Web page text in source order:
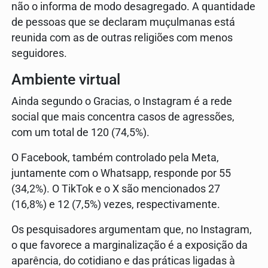
não o informa de modo desagregado. A quantidade
de pessoas que se declaram muçulmanas está
reunida com as de outras religiões com menos
seguidores.
Ambiente virtual
Ainda segundo o Gracias, o Instagram é a rede
social que mais concentra casos de agressões,
com um total de 120 (74,5%).
O Facebook, também controlado pela Meta,
juntamente com o Whatsapp, responde por 55
(34,2%). O TikTok e o X são mencionados 27
(16,8%) e 12 (7,5%) vezes, respectivamente.
Os pesquisadores argumentam que, no Instagram,
o que favorece a marginalização é a exposição da
aparência, do cotidiano e das práticas ligadas à